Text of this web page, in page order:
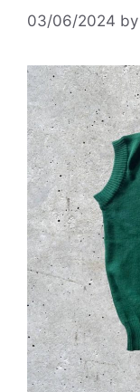
03/06/2024 by